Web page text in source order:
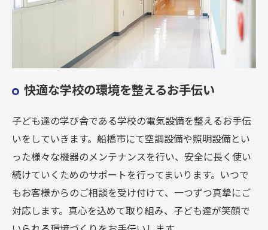
快適な学校の環境を整えるお手伝い
子ども達の学び舎である学校の電気設備を整えるお手伝
いをしていきます。船橋市にて空調設備や照明設備とい
った様々な機器のメンテナンスを行い、安全に長く使い
続けていくためのサポートを行ってまいります。いつで
もお客様からのご相談を受け付けて、一つずつ真摯にご
対応します。真心を込めて取り組み、子ども達が笑顔で